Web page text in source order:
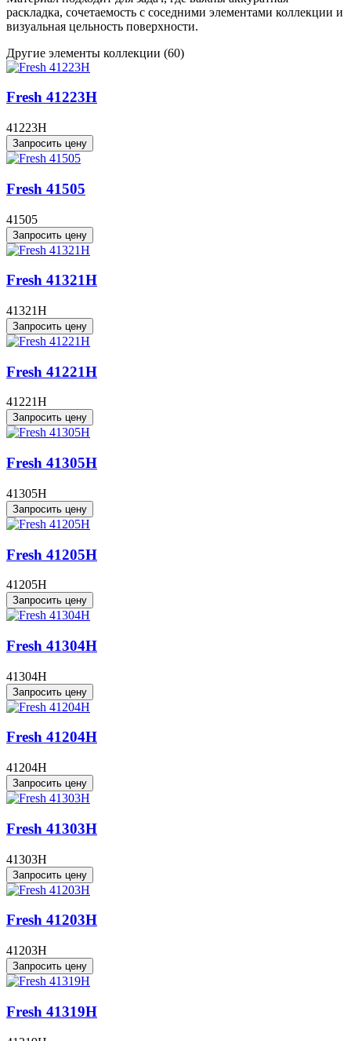
раскладка, сочетаемость с соседними элементами коллекции и
визуальная цельность поверхности.
Другие элементы коллекции (60)
Fresh 41223H
41223H
Запросить цену
Fresh 41505
41505
Запросить цену
Fresh 41321H
41321H
Запросить цену
Fresh 41221H
41221H
Запросить цену
Fresh 41305H
41305H
Запросить цену
Fresh 41205H
41205H
Запросить цену
Fresh 41304H
41304H
Запросить цену
Fresh 41204H
41204H
Запросить цену
Fresh 41303H
41303H
Запросить цену
Fresh 41203H
41203H
Запросить цену
Fresh 41319H